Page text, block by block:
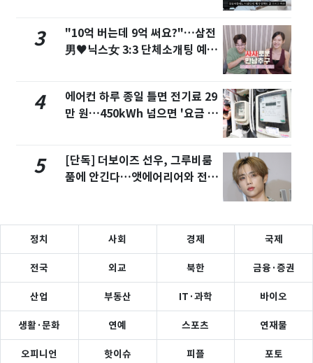
3
"10억 버는데 9억 써요?"…삼전
男♥닉스女 3:3 단체소개팅 예능
4
에어컨 하루 종일 틀면 전기료 29
만 원…450kWh 넘으면 '요금 폭
5
[단독] 더보이즈 선우, 그루비룸
품에 안긴다…앳에어리어와 전속
정치 사회 경제 국제
전국 외교 북한 금융·증권
산업 부동산 IT·과학 바이오
생활·문화 연예 스포츠 연재물
오피니언 핫이슈 피플 포토